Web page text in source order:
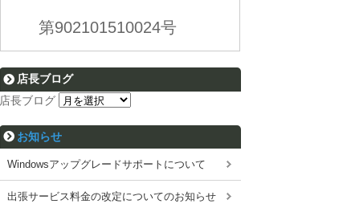
第902101510024号
店長ブログ
店長ブログ
お知らせ
Windowsアップグレードサポートについて
出張サービス料金の改定についてのお知らせ